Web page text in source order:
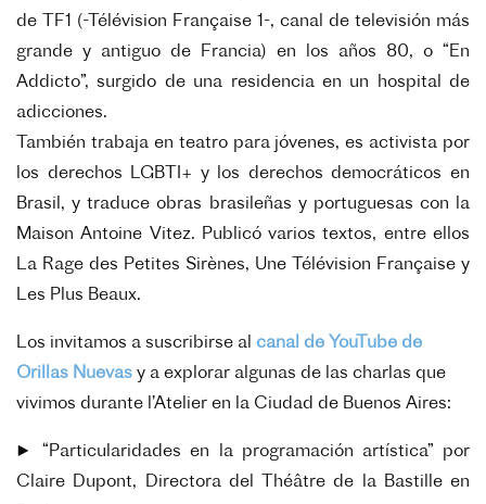
de TF1 (-Télévision Française 1-, canal de televisión más
grande y antiguo de Francia) en los años 80, o “En
Addicto”, surgido de una residencia en un hospital de
adicciones.
También trabaja en teatro para jóvenes, es activista por
los derechos LGBTI+ y los derechos democráticos en
Brasil, y traduce obras brasileñas y portuguesas con la
Maison Antoine Vitez. Publicó varios textos, entre ellos
La Rage des Petites Sirènes, Une Télévision Française y
Les Plus Beaux.
Los invitamos a suscribirse al canal de YouTube de
Orillas Nuevas y a explorar algunas de las charlas que
vivimos durante l’Atelier en la Ciudad de Buenos Aires:
▶️ “Particularidades en la programación artística” por
Claire Dupont, Directora del Théâtre de la Bastille en